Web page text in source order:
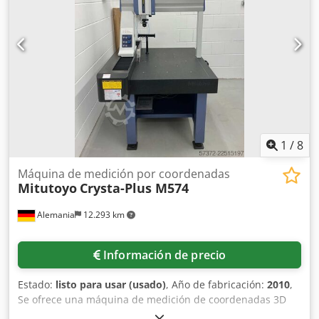
1 /8
Alemania 12.293 km
Máquina de medición por coordenadas
Mitutoyo Crysta-Plus M574
Información de precio
Estado: listo para usar (usado), Año de fabricación: 2010,
Se ofrece una máquina de medición de coordenadas 3D
manual de Mitutoyo. Rango de medición X/Y/Z: 500